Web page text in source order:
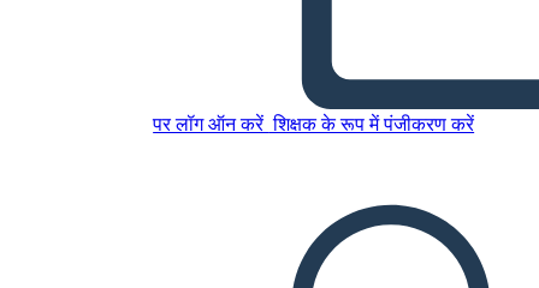
पर लॉग ऑन करें शिक्षक के रूप में पंजीकरण करें
स्टोरीबोर्ड बनाएं
स्लाइड शो चलाएं